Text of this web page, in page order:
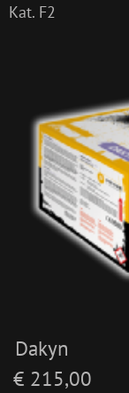
Kat. F2
Dakyn
€ 215,00